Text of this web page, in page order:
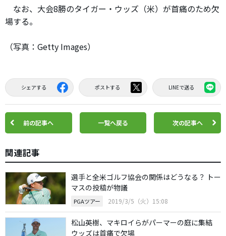
なお、大会8勝のタイガー・ウッズ（米）が首痛のため欠
場する。
（写真：Getty Images）
シェアする ポストする LINEで送る
前の記事へ 一覧へ戻る 次の記事へ
関連記事
選手と全米ゴルフ協会の関係はどうなる？ トー
マスの投稿が物議
PGAツアー 2019/3/5（火）15:08
松山英樹、マキロイらがパーマーの庭に集結
ウッズは首痛で欠場